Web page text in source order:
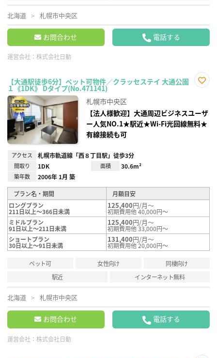
北海道 札幌市中央区
お問合わせ 電話する
運営会社： 株式会社日動
【大通駅徒歩6分】ペット可物件／クラッセステイ 大通公園
１《1DK》 Dタイプ(No.471141)
録
札幌市中央区
【法人様歓迎】大通周辺ビジネスユーザ
ー人気NO.1★駅近★Wi-Fi光回線無料★
有線接続も可
アクセス 札幌市軌道線「西８丁目駅」徒歩3分
間取り 1DK 面積 30.6m²
築年数 2006年 1月 築
プラン名・期間
月額目安
ロングプラン
211日以上～366日未満
125,400円/月～
初期費用他 40,000円～
ミドルプラン
91日以上～211日未満
125,400円/月～
初期費用他 33,000円～
ショートプラン
30日以上～91日未満
131,400円/月～
初期費用他 20,000円～
ペット可 女性向け
同棲向け
駅近
インターネット無料
北海道 札幌市中央区
お問合わせ 電話する
運営会社： 株式会社日動